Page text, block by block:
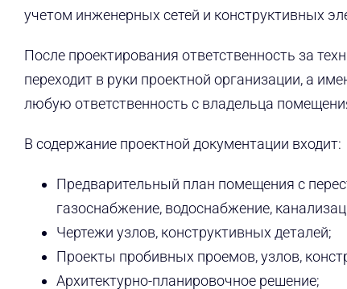
учетом инженерных сетей и конструктивных
После проектирования ответственность за
переходит в руки проектной организации, а
любую ответственность с владельца
В содержание проектной документации входит:
Предварительный план помещения с
газоснабжение, водоснабжение,
Чертежи узлов, конструктивных деталей;
Проекты пробивных проемов, узлов,
Архитектурно-планировочное решение;